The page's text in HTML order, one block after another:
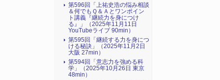
第596回「上祐史浩の悩み相談
＆何でもＱ＆Ａとワンポイン
ト講義『継続力を身につけ
る』​」（2025年11月11日
YouTubeライブ 90min）
第595回「継続する力を身につ
ける秘訣」（2025年11月2日
大阪 27min）
第594回「意志力を強める科
学」（2025年10月26日 東京
48min）